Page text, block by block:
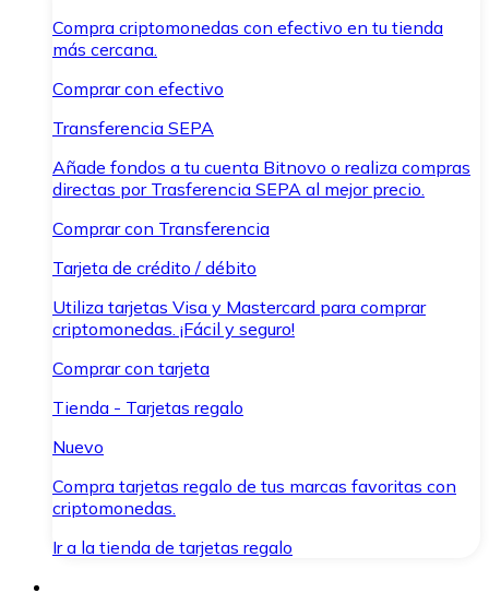
Compra criptomonedas con efectivo en tu tienda
más cercana.
Comprar con efectivo
Transferencia SEPA
Añade fondos a tu cuenta Bitnovo o realiza compras
directas por Trasferencia SEPA al mejor precio.
Comprar con Transferencia
Tarjeta de crédito / débito
Utiliza tarjetas Visa y Mastercard para comprar
criptomonedas. ¡Fácil y seguro!
Comprar con tarjeta
Tienda - Tarjetas regalo
Nuevo
Compra tarjetas regalo de tus marcas favoritas con
criptomonedas.
Ir a la tienda de tarjetas regalo